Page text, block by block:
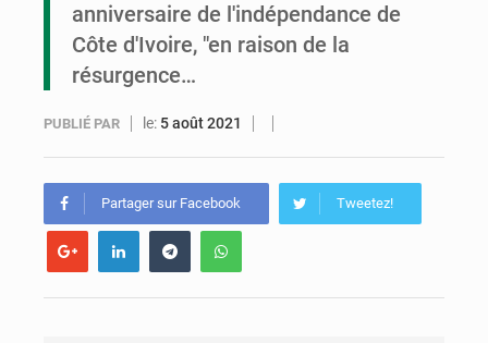
anniversaire de l'indépendance de
Côte d'Ivoire, "en raison de la
résurgence…
PUBLIÉ PAR le: 5 août 2021
Partager sur Facebook Tweetez!